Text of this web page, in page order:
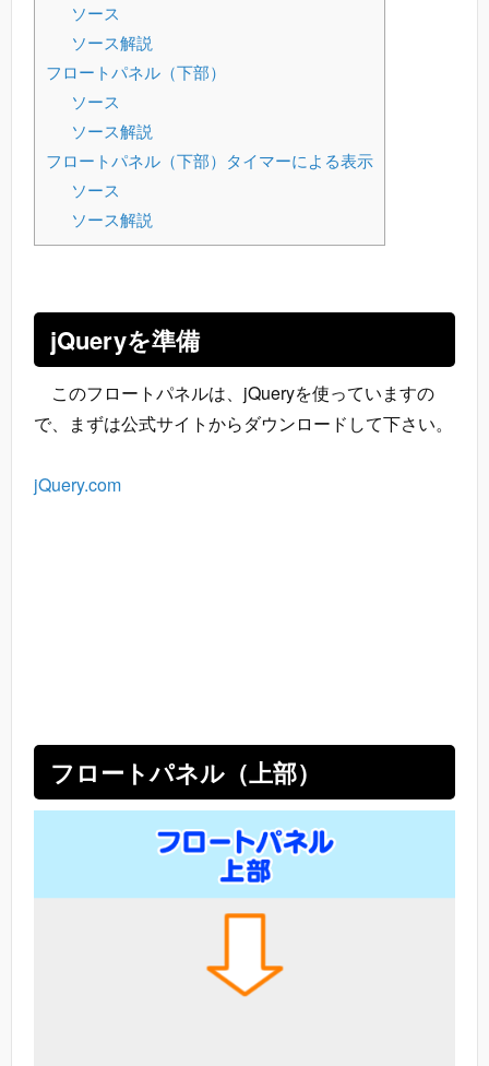
ソース
ソース解説
フロートパネル（下部）
ソース
ソース解説
フロートパネル（下部）タイマーによる表示
ソース
ソース解説
jQueryを準備
このフロートパネルは、jQueryを使っていますの
で、まずは公式サイトからダウンロードして下さい。
jQuery.com
フロートパネル（上部）